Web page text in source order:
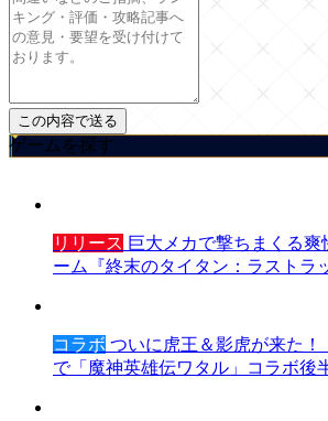
ゲームを探す
リリース 巨大メカで撃ちまくる
ーム『終末のタイタン：ラストラ
コラボ ついに虎王＆影虎が来た！
で「魔神英雄伝ワタル」コラボ後